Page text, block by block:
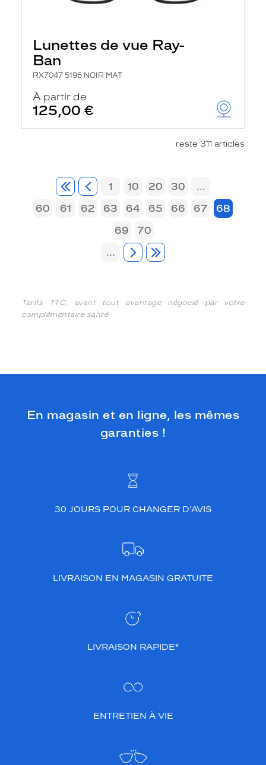
Lunettes de vue Ray-
Ban
RX7047 5196 NOIR MAT
À partir de
125,00 €
reste 311 articles
1 10 20 30
...
60
61 62 63 64 65 66 67
68
69
70
...
Tarifs TTC, avant tout avantage négocié par votre
complémentaire santé
En magasin et en ligne, les mêmes
garanties !
30 JOURS POUR CHANGER D’AVIS
LIVRAISON EN MAGASIN GRATUITE
LIVRAISON RAPIDE*
ENTRETIEN À VIE